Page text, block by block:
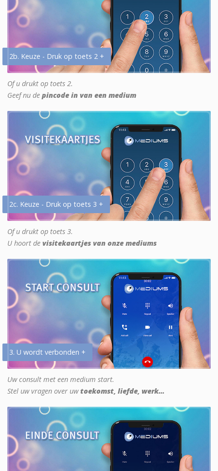
2b. Keuze - Druk op toets 2 +
Of u drukt op toets 2.
Geef nu de pincode in van een medium
2c. Keuze - Druk op toets 3 +
Of u drukt op toets 3.
U hoort de visitekaartjes van onze mediums
3. U wordt verbonden +
Uw consult met een medium start.
Stel uw vragen over uwtoekomst, liefde, werk...